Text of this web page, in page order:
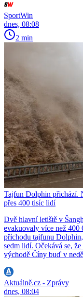
SportWin
dnes, 08:08
2 min
Tajfun Dolphin přichází.
přes 400 tisíc lidí
Dvě hlavní letiště v
evakuovaly více než 400
příchodu tajfunu
sedm lidí. Očekává se,
východě Číny buď v
Aktuálně.cz - Zprávy
dnes, 08:04